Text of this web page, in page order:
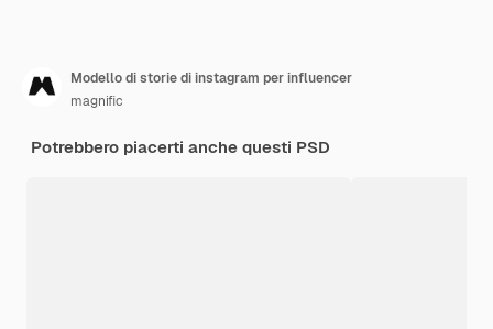
Modello di storie di instagram per influencer
magnific
Potrebbero piacerti anche questi PSD